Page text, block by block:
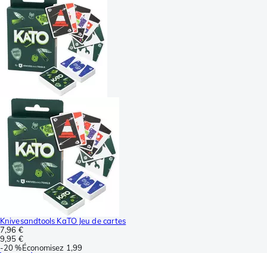
Knivesandtools KaTO Jeu de cartes
7,96 €
9,95 €
-20 %Économisez 1,99